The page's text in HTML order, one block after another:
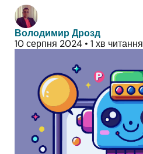
Володимир Дрозд
10 серпня 2024 • 1 хв читання